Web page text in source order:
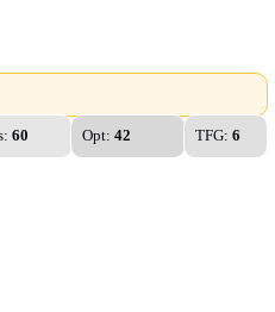
60 Opt: 42 TFG: 6